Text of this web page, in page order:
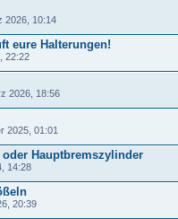
2026, 10:14
eure Halterungen!
22:22
2026, 18:56
2025, 01:01
Hauptbremszylinder
14:28
20:39